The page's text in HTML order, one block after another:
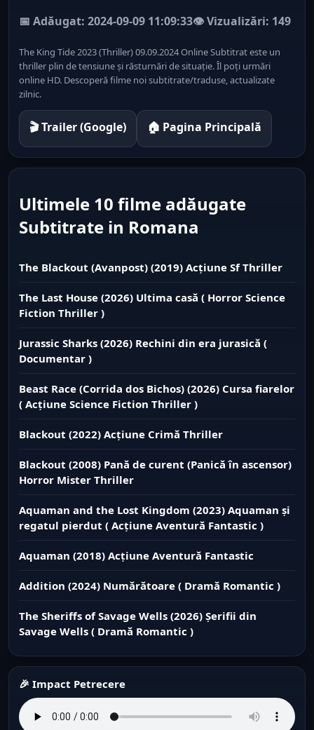
📅 Adăugat: 2024-09-09 11:09:33👁️ Vizualizări: 149
The King Tide 2023 (Thriller) 09.09.2024 Online Subtitrat este un
thriller plin de tensiune și răsturnări de situație. Îl poți urmări
online HD. Descoperă filme noi subtitrate/traduse, actualizate
zilnic.
🎬 Trailer (Google) 🏠 Pagina Principală
Ultimele 10 filme adăugate
Subtitrate in Romana
The Blackout (Avanpost) (2019) Acțiune Sf Thriller
The Last House (2026) Ultima casă ( Horror Science
Fiction Thriller )
Jurassic Sharks (2026) Rechini din era jurasică (
Documentar )
Beast Race (Corrida dos Bichos) (2026) Cursa fiarelor
( Acțiune Science Fiction Thriller )
Blackout (2022) Acțiune Crimă Thriller
Blackout (2008) Pană de curent (Panică în ascensor)
Horror Mister Thriller
Aquaman and the Lost Kingdom (2023) Aquaman și
regatul pierdut ( Acțiune Aventură Fantastic )
Aquaman (2018) Acțiune Aventură Fantastic
Addition (2024) Numărătoare ( Dramă Romantic )
The Sheriffs of Savage Wells (2026) Șerifii din
Savage Wells ( Dramă Romantic )
🎉 Impact Petrecere